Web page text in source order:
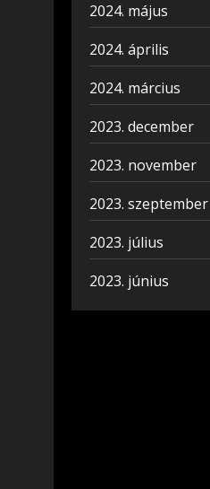
2024. május
2024. április
2024. március
2023. december
2023. november
2023. szeptember
2023. július
2023. június